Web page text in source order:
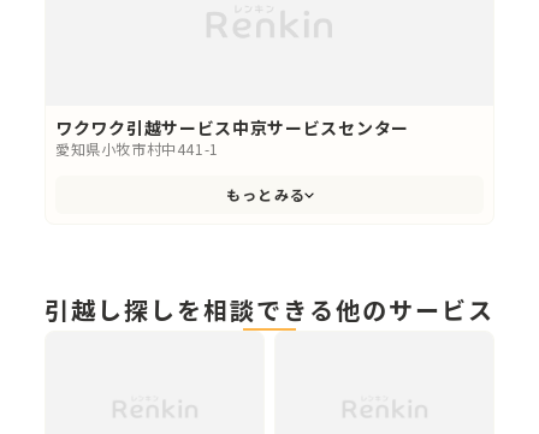
ワクワク引越サービス中京サービスセンター
愛知県小牧市村中441-1
もっとみる
引越し探しを相談できる他のサービス